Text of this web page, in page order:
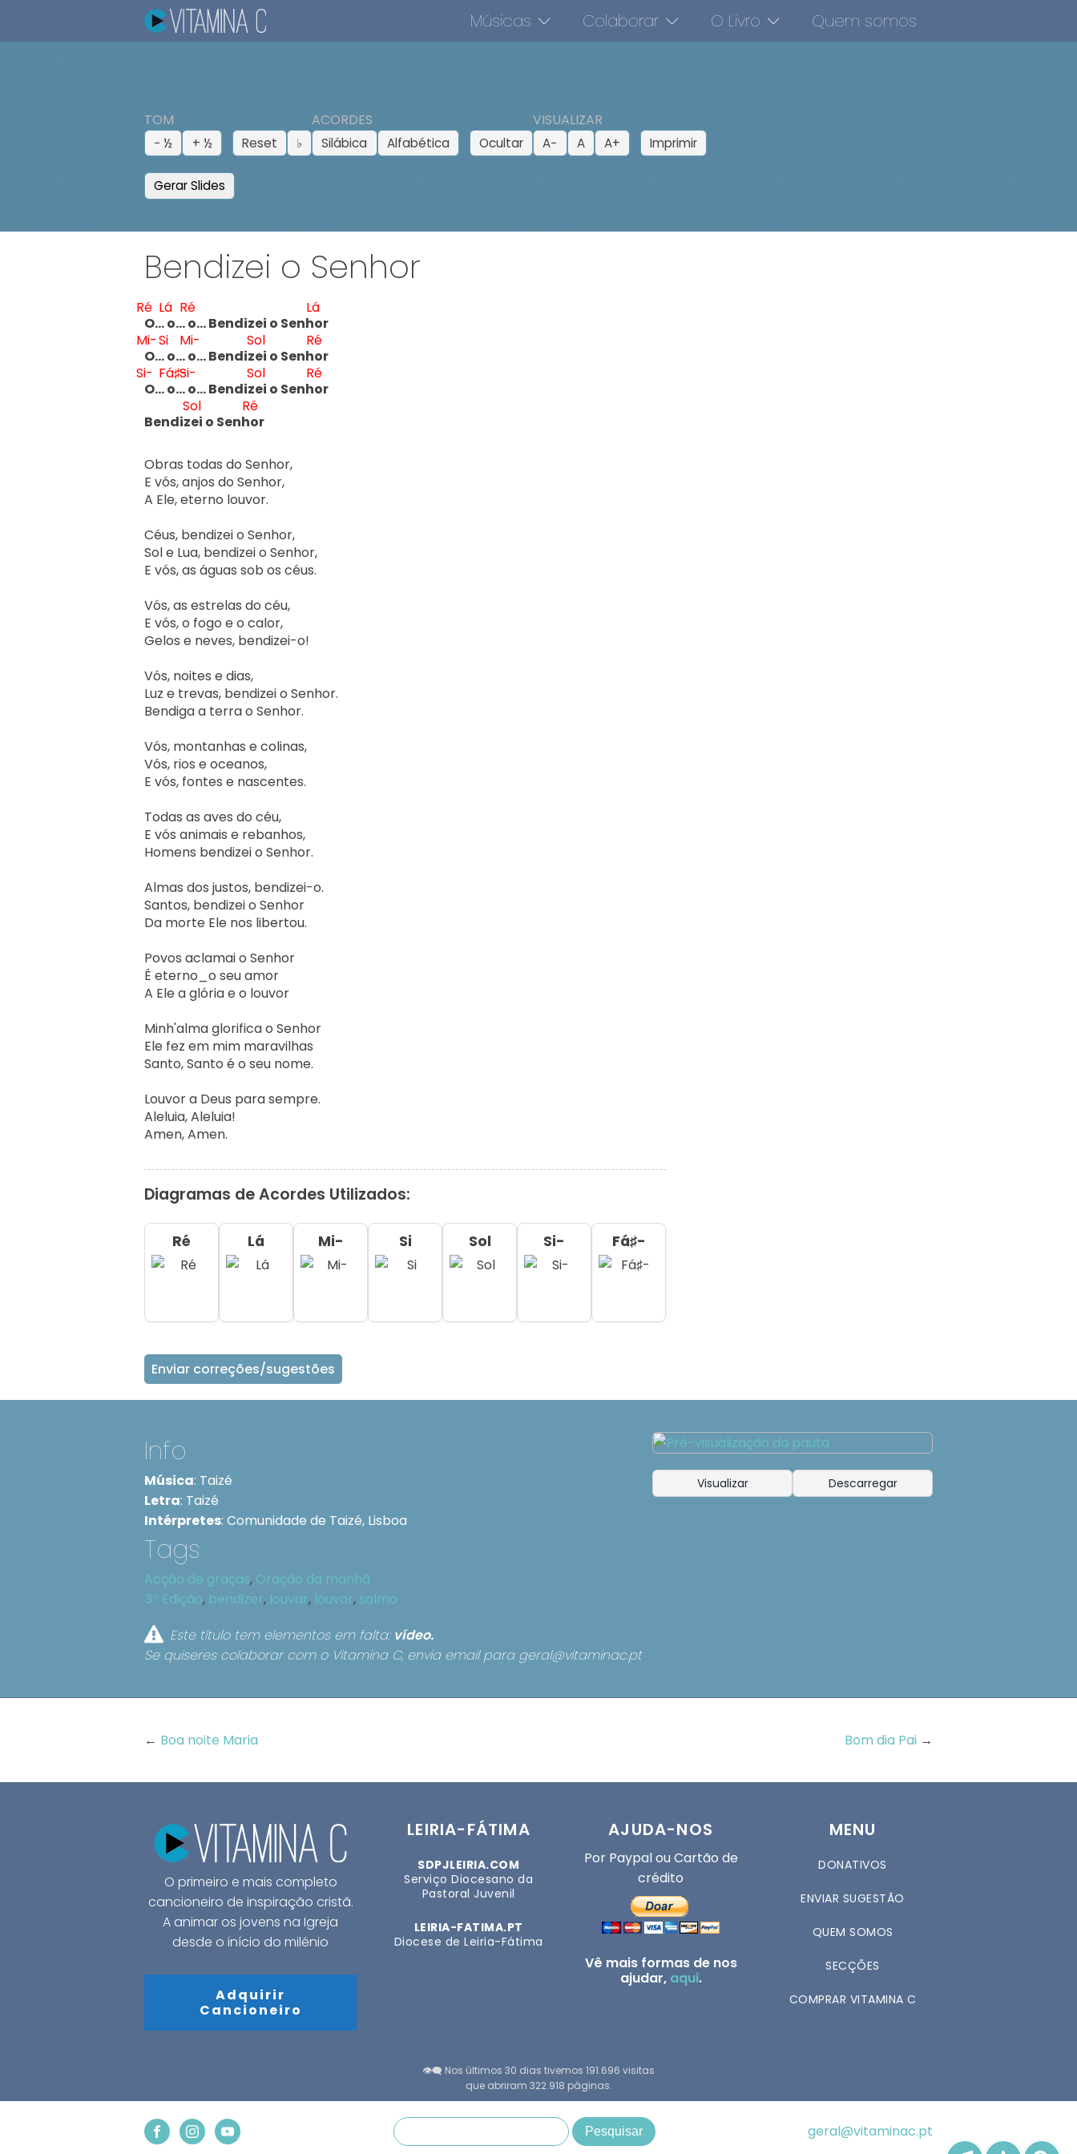
Músicas Colaborar O Livro Quem somos
TOM
− ½ + ½ Reset ♭
ACORDES
Silábica Alfabética Ocultar
VISUALIZAR
A− A A+ Imprimir
Gerar Slides
Bendizei o Senhor
Ré
O…
Lá
o…
Ré
o… Bendizei o Senh
Lá
or
Mi-
O…
Si
o…
Mi-
o… Bendiz
Sol
ei o Senh
Ré
or
Si-
O…
Fá♯-
o…
Si-
o… Bendiz
Sol
ei o Senh
Ré
or
Bendiz
Sol
ei o Senh
Ré
or
Obras todas do Senhor,
E vós, anjos do Senhor,
A Ele, eterno louvor.
Céus, bendizei o Senhor,
Sol e Lua, bendizei o Senhor,
E vós, as águas sob os céus.
Vós, as estrelas do céu,
E vós, o fogo e o calor,
Gelos e neves, bendizei-o!
Vós, noites e dias,
Luz e trevas, bendizei o Senhor.
Bendiga a terra o Senhor.
Vós, montanhas e colinas,
Vós, rios e oceanos,
E vós, fontes e nascentes.
Todas as aves do céu,
E vós animais e rebanhos,
Homens bendizei o Senhor.
Almas dos justos, bendizei-o.
Santos, bendizei o Senhor
Da morte Ele nos libertou.
Povos aclamai o Senhor
É eterno_o seu amor
A Ele a glória e o louvor
Minh'alma glorifica o Senhor
Ele fez em mim maravilhas
Santo, Santo é o seu nome.
Louvor a Deus para sempre.
Aleluia, Aleluia!
Amen, Amen.
Diagramas de Acordes Utilizados:
Ré Lá Mi- Si Sol Si- Fá♯-
Enviar correções/sugestões
Info
Música: Taizé
Letra: Taizé
Intérpretes: Comunidade de Taizé, Lisboa
Tags
Acção de graças, Oração da manhã
3ª Edição, bendizer, louvar, louvor, salmo
Este título tem elementos em falta: vídeo.
Se quiseres colaborar com o Vitamina C, envia email para geral@vitaminac.pt
Visualizar Descarregar
← Boa noite Maria Bom dia Pai →
O primeiro e mais completo
cancioneiro de inspiração cristã.
A animar os jovens na Igreja
desde o início do milénio
Adquirir
Cancioneiro
LEIRIA-FÁTIMA
SDPJLEIRIA.COM
Serviço Diocesano da
Pastoral Juvenil
LEIRIA-FATIMA.PT
Diocese de Leiria-Fátima
AJUDA-NOS
Por Paypal ou Cartão de
crédito
Vê mais formas de nos
ajudar, aqui.
MENU
DONATIVOS
ENVIAR SUGESTÃO
QUEM SOMOS
SECÇÕES
COMPRAR VITAMINA C
👁️‍🗨️ Nos últimos 30 dias tivemos 191.696 visitas
que abriram 322.918 páginas.
geral@vitaminac.pt